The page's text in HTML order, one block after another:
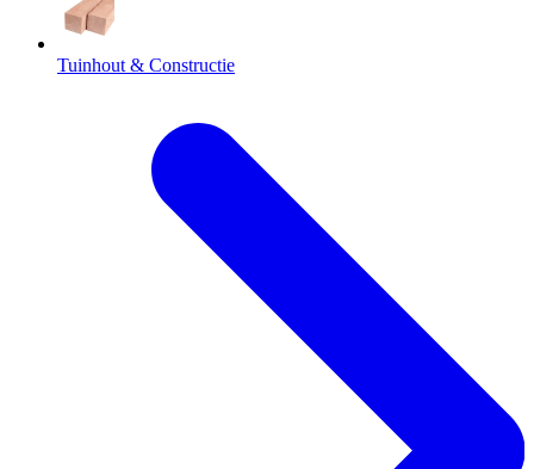
Tuinhout & Constructie